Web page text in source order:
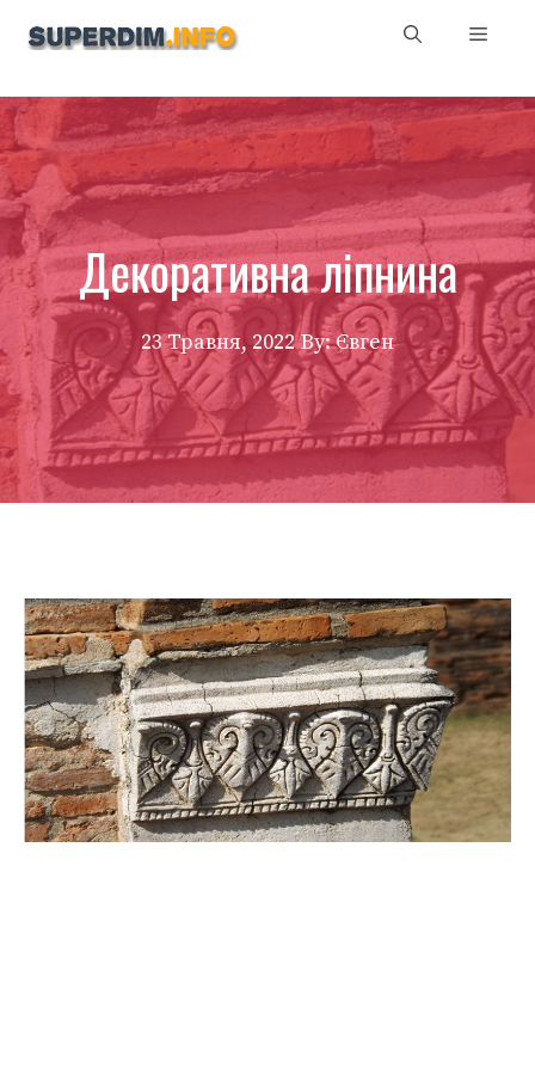
Декоративна ліпнина
23 Травня, 2022 By: Євген